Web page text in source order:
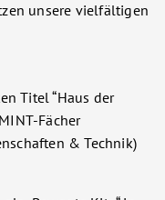
unsere vielfältigen
Titel “Haus der
Fächer
& Technik)